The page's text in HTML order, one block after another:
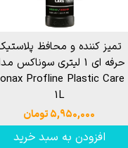
تمیز کننده و محافظ
حرفه ای 1 لیتری سوناکس
Profline Plastic Care
1L
۵,۹۵۰,۰۰۰ تومان
افزودن به سبد خرید